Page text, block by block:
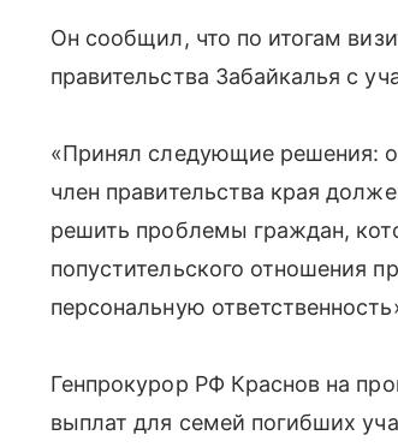
Он сообщил, что по итогам
правительства Забайкалья с
«Принял следующие решения:
член правительства края
решить проблемы граждан,
попустительского отношения
персональную
Генпрокурор РФ Краснов на
выплат для семей погибших